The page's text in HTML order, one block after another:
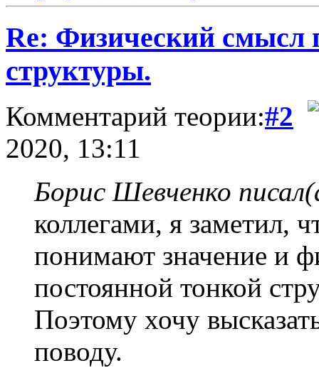
Re: Физический смысл
структуры.
Комментарий теории:#2
2020, 13:11
Борис Шевченко
коллегами, я заметил,
понимают значение и
постоянной тонкой
Поэтому хочу
поводу.